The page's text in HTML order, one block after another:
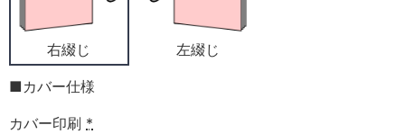
右綴じ 左綴じ
■カバー仕様
カバー印刷 *